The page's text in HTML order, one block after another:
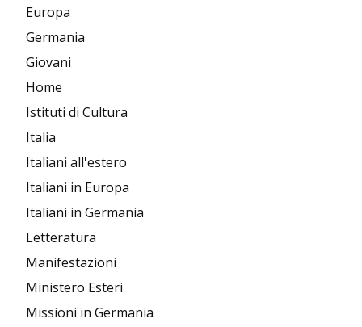
Europa
Germania
Giovani
Home
Istituti di Cultura
Italia
Italiani all'estero
Italiani in Europa
Italiani in Germania
Letteratura
Manifestazioni
Ministero Esteri
Missioni in Germania